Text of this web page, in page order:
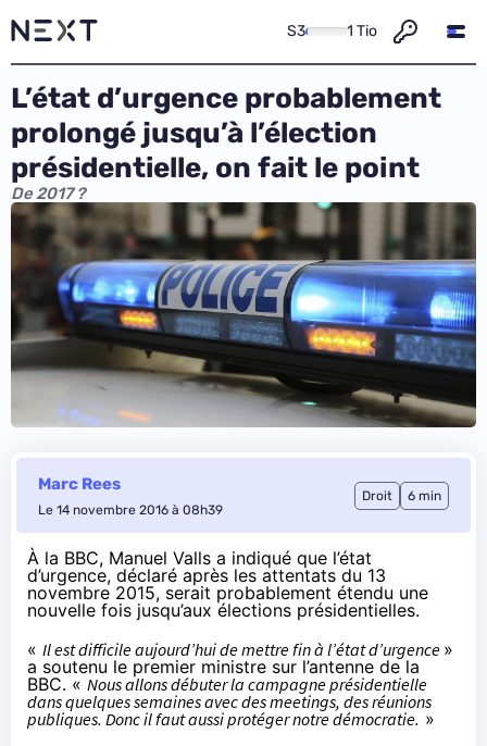
S3 1 Tio
L’état d’urgence probablement
prolongé jusqu’à l’élection
présidentielle, on fait le point
De 2017 ?
Marc Rees
Le 14 novembre 2016 à 08h39
Droit 6 min
À la BBC, Manuel Valls a indiqué que l’état
d’urgence, déclaré après les attentats du 13
novembre 2015, serait probablement étendu une
nouvelle fois jusqu’aux élections présidentielles.
« Il est difficile aujourd’hui de mettre fin à l’état d’urgence »
a soutenu le premier ministre sur l’antenne de la
BBC. « Nous allons débuter la campagne présidentielle
dans quelques semaines avec des meetings, des réunions
publiques. Donc il faut aussi protéger notre démocratie. »